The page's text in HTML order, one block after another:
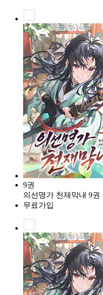
9권
의선명가 천재막내 9권
무료가입